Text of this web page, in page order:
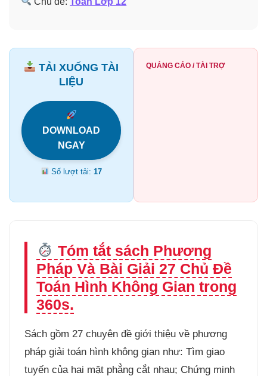
TẢI XUỐNG TÀI
LIỆU
DOWNLOAD
NGAY
Số lượt tải: 17
QUẢNG CÁO / TÀI TRỢ
Tóm tắt sách Phương
Pháp Và Bài Giải 27 Chủ Đề
Toán Hình Không Gian trong
360s.
Sách gồm 27 chuyên đề giới thiệu về phương
pháp giải toán hình không gian như: Tìm giao
tuyến của hai mặt phẳng cắt nhau; Chứng minh